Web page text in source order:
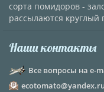
сорта помидоров -
рассылаются круглый
Наши контакты
Все вопросы на e-